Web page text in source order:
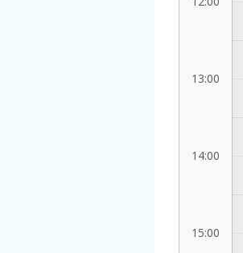
13:00
14:00
15:00